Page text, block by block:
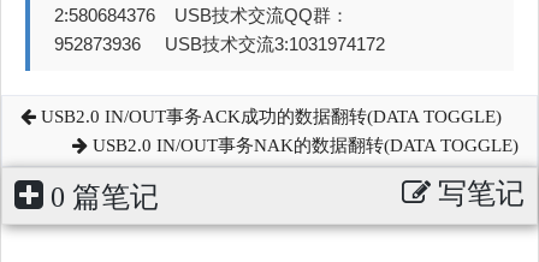
2:580684376 USB技术交流QQ群：
952873936 USB技术交流3:1031974172
USB2.0 IN/OUT事务ACK成功的数据翻转(DATA TOGGLE)
USB2.0 IN/OUT事务NAK的数据翻转(DATA TOGGLE)
0 篇笔记 写笔记